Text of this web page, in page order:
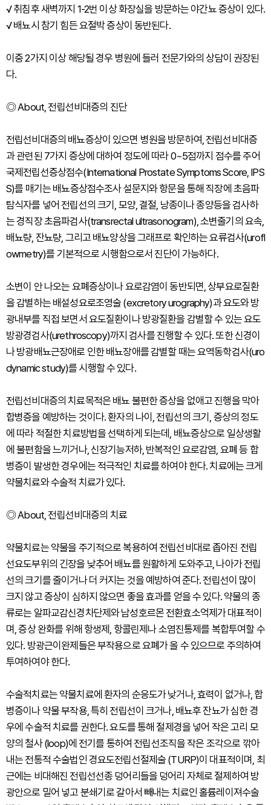
√ 취침후 새벽까지 1-2번 이상 화장실을 방문하는 야간뇨 증상이 있다.
√ 배뇨시 참기 힘든 요절박 증상이 동반된다.
이중 2가지 이상 해당될 경우 병원에 들러 전문가와의 상담이 권장된
다.
◎ About, 전립선비대증의 진단
전립선비대증의 배뇨증상이 있으면 병원을 방문하여, 전립선비대증
과 관련된 7가지 증상에 대하여 정도에 따라 0~5점까지 점수를 주어
국제전립선증상점수(International Prostate Symptoms Score, IPS
S)를 매기는 배뇨증상점수조사 설문지와 항문을 통해 직장에 초음파
탐식자를 넣어 전립선의 크기, 모양, 결절, 낭종이나 종양등을 검사하
는 경직장 초음파검사(transrectal ultrasonogram), 소변줄기의 요속,
배뇨량, 잔뇨량, 그리고 배뇨양상을 그래프로 확인하는 요류검사(urofl
owmetry)를 기본적으로 시행함으로서 진단이 가능하다.
소변이 안 나오는 요폐증상이나 요로감염이 동반되면, 상부요로질환
을 감별하는 배설성요로조영술 (excretory urography)과 요도와 방
광내부를 직접 보면서 요도질환이나 방광질환을 감별할 수 있는 요도
방광경검사(urethroscopy)까지 검사를 진행할 수 있다. 또한 신경이
나 방광배뇨근장애로 인한 배뇨장애를 감별할 때는 요역동학검사(uro
dynamic study)를 시행할 수 있다.
전립선비대증의 치료목적은 배뇨 불편한 증상을 없애고 진행을 막아
합병증을 예방하는 것이다. 환자의 나이, 전립선의 크기, 증상의 정도
에 따라 적절한 치료방법을 선택하게 되는데, 배뇨증상으로 일상생활
에 불편함을 느끼거나, 신장기능저하, 반복적인 요로감염, 요폐 등 합
병증이 발생한 경우에는 적극적인 치료를 하여야 한다. 치료에는 크게
약물치료와 수술적 치료가 있다.
◎ About, 전립선비대증의 치료
약물치료는 약물을 주기적으로 복용하여 전립선비대로 좁아진 전립
선요도부위의 긴장을 낮추어 배뇨를 원활하게 도와주고, 나아가 전립
선의 크기를 줄이거나 더 커지는 것을 예방하여 준다. 전립선이 많이
크지 않고 증상이 심하지 않으면 좋을 효과를 얻을 수 있다. 약물의 종
류로는 알파교감신경차단제와 남성호르몬 전환효소억제가 대표적이
며, 증상 완화를 위해 항생제, 항콜린제나 소염진통제를 복합투여할 수
있다. 방광근이완제들은 부작용으로 요폐가 올 수 있으므로 주의하여
투여하여야 한다.
수술적치료는 약물치료에 환자의 순응도가 낮거나, 효력이 없거나, 합
병증이나 약물 부작용, 특히 전립선이 크거나, 배뇨후 잔뇨가 심한 경
우에 수술적 치료를 권한다. 요도를 통해 절제경을 넣어 작은 고리 모
양의 철사 (loop)에 전기를 통하여 전립선조직을 작은 조각으로 깎아
내는 전통적 수술법인 경요도전립선절제술 (TURP)이 대표적이며, 최
근에는 비대해진 전립선선종 덩어리들을 덩어리 자체로 절제하여 방
광안으로 밀어 넣고 분쇄기로 갈아서 빼내는 치료인 홀륨레이져수술